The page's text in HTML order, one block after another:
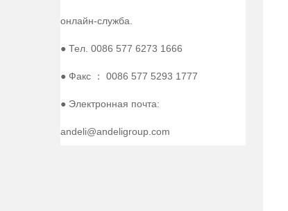
онлайн-служба.
● Тел. 0086 577 6273 1666
● Факс ： 0086 577 5293 1777
● Электронная почта:
andeli@andeligroup.com